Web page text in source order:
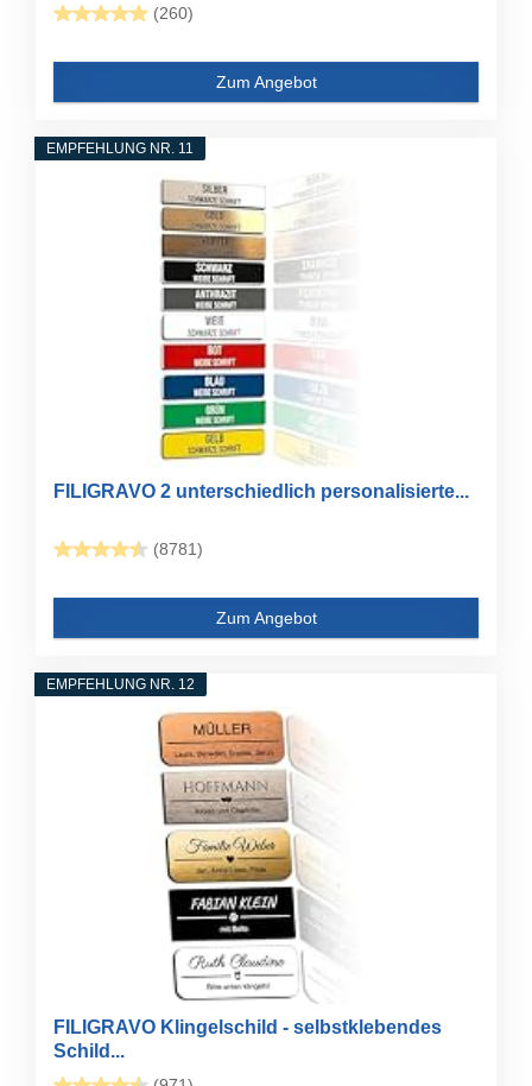
(260)
Zum Angebot
EMPFEHLUNG NR. 11
FILIGRAVO 2 unterschiedlich personalisierte...
(8781)
Zum Angebot
EMPFEHLUNG NR. 12
FILIGRAVO Klingelschild - selbstklebendes
Schild...